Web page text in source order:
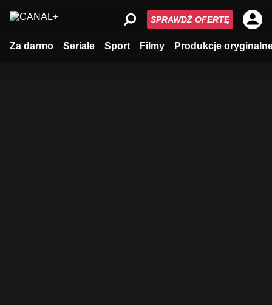
Za darmo Seriale Sport Filmy Produkcje
SPRAWDŹ OFERTĘ